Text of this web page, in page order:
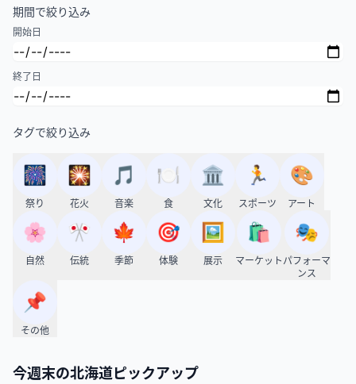
期間で絞り込み
開始日
終了日
タグで絞り込み
🎆
祭り
🎇
花火
🎵
音楽
🍽️
食
🏛️
文化
🏃
スポーツ
🎨
アート
🌸
自然
🎌
伝統
🍁
季節
🎯
体験
🖼️
展示
🛍️
マーケット
🎭
パフォーマ
ンス
📌
その他
今週末の北海道 ピックアップ